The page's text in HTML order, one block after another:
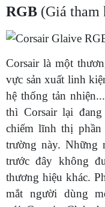
RGB (Giá tham
Corsair là một
vực sản xuất linh
hệ thống tản
thì Corsair lại
chiếm lĩnh thị
trường này. Những
trước đây không
thương hiệu khác.
mắt người dùng